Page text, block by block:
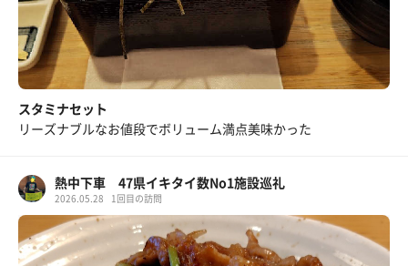
スタミナセット
リーズナブルなお値段でボリューム満点美味かった
熱中下車 47県イキタイ数No1施設巡礼
2026.05.28 1回目の訪問